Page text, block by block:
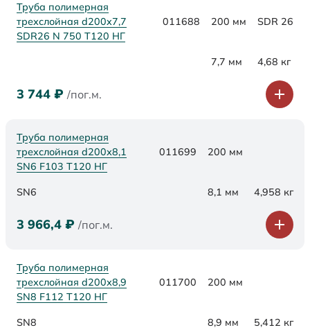
Труба полимерная
трехслойная d200x7,7
SDR26 N 750 Т120 НГ
011688 200 мм SDR 26
7,7 мм 4,68 кг
3 744 ₽ /пог.м.
Труба полимерная
трехслойная d200х8,1
SN6 F103 Т120 НГ
011699 200 мм
SN6 8,1 мм 4,958 кг
3 966,4 ₽ /пог.м.
Труба полимерная
трехслойная d200х8,9
SN8 F112 Т120 НГ
011700 200 мм
SN8 8,9 мм 5,412 кг